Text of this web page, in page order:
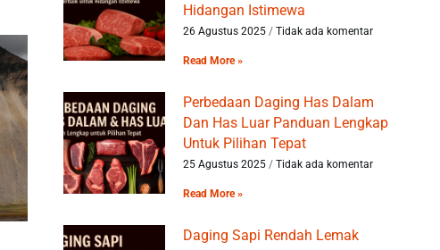
Hidangan Istimewa
26 Agustus 2025 Tidak ada komentar
Read More »
Perbedaan Daging Has Dalam
Dan Has Luar Panduan Lengkap
Untuk Pilihan Tepat
25 Agustus 2025 Tidak ada komentar
Read More »
Daging Sapi Rendah Lemak